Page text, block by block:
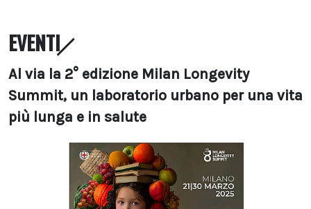
EVENTI
Al via la 2° edizione Milan Longevity
Summit, un laboratorio urbano per una vita
più lunga e in salute